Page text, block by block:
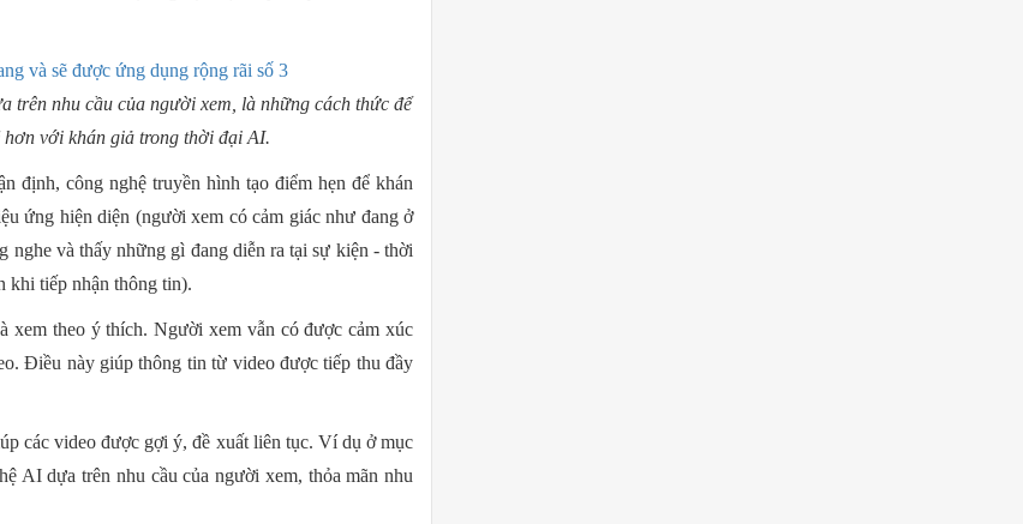
trên nhu cầu của người xem, là những cách thức để
với khán giả trong thời đại AI.
định, công nghệ truyền hình tạo điểm hẹn để khán
ứng hiện diện (người xem có cảm giác như đang ở
và thấy những gì đang diễn ra tại sự kiện - thời
khi tiếp nhận thông tin).
xem theo ý thích. Người xem vẫn có được cảm xúc
Điều này giúp thông tin từ video được tiếp thu đầy
các video được gợi ý, đề xuất liên tục. Ví dụ ở mục
AI dựa trên nhu cầu của người xem, thỏa mãn nhu